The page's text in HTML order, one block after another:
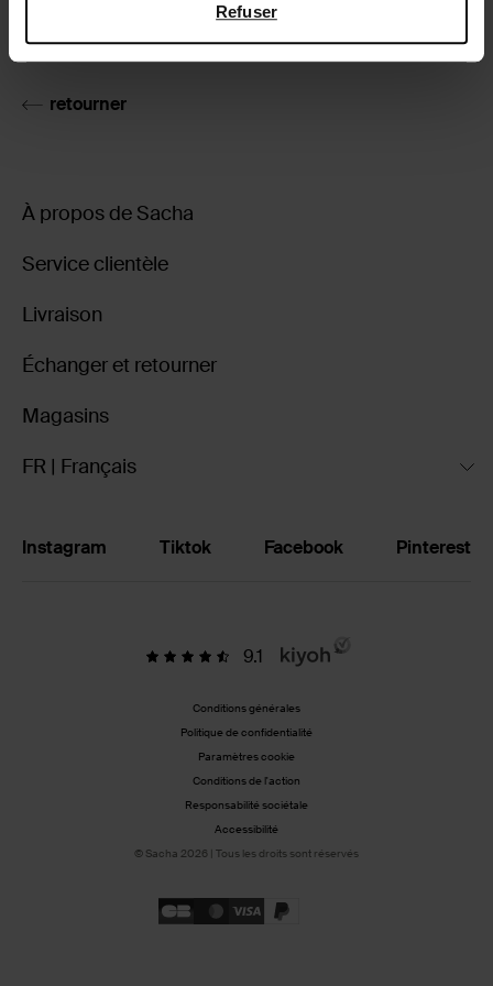
Refuser
retourner
À propos de Sacha
Service clientèle
Livraison
Échanger et retourner
Magasins
FR | Français
Instagram Tiktok Facebook Pinterest
9.1
Conditions générales
Politique de confidentialité
Paramètres cookie
Conditions de l'action
Responsabilité sociétale
Accessibilité
© Sacha 2026 | Tous les droits sont réservés